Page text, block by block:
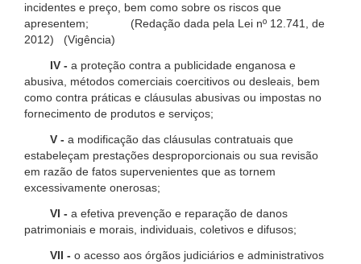
incidentes e preço, bem como sobre os riscos que
apresentem; (Redação dada pela Lei nº 12.741, de
2012) (Vigência)
IV - a proteção contra a publicidade enganosa e
abusiva, métodos comerciais coercitivos ou desleais, bem
como contra práticas e cláusulas abusivas ou impostas no
fornecimento de produtos e serviços;
V - a modificação das cláusulas contratuais que
estabeleçam prestações desproporcionais ou sua revisão
em razão de fatos supervenientes que as tornem
excessivamente onerosas;
VI - a efetiva prevenção e reparação de danos
patrimoniais e morais, individuais, coletivos e difusos;
VII - o acesso aos órgãos judiciários e administrativos